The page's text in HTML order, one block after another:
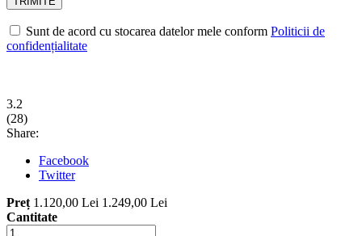
Sunt de acord cu stocarea datelor mele conform Politicii de
confidențialitate
3.2
(28)
Share:
Facebook
Twitter
Preț 1.120,00 Lei 1.249,00 Lei
Cantitate